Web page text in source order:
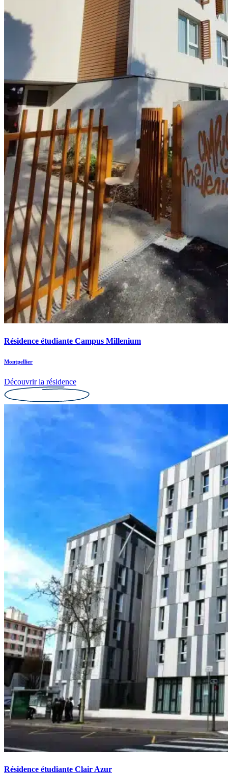
Résidence étudiante Campus Millenium
Montpellier
Découvrir la résidence
Résidence étudiante Clair Azur